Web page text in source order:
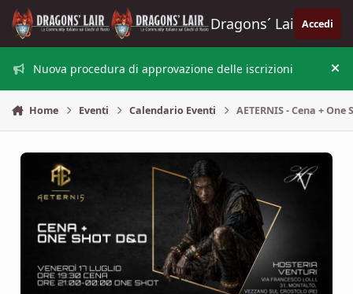
Vai al contenuto
Dragons´ Lair Accedi
Nuova procedura di approvazione delle iscrizioni
Home Eventi Calendario Eventi AETERNIS - Cena +